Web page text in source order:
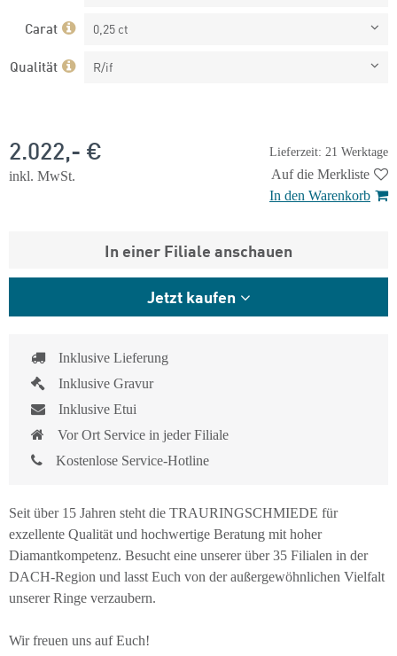
Carat 0,25 ct
Qualität R/if
Lieferzeit: 21 Werktage
2.022,- €
inkl. MwSt.
Auf die Merkliste
In den Warenkorb
In einer Filiale anschauen
Jetzt kaufen
Inklusive Lieferung
Inklusive Gravur
Inklusive Etui
Vor Ort Service in jeder Filiale
Kostenlose Service-Hotline
Seit über 15 Jahren steht die TRAURINGSCHMIEDE für
exzellente Qualität und hochwertige Beratung mit hoher
Diamantkompetenz. Besucht eine unserer über 35 Filialen in der
DACH-Region und lasst Euch von der außergewöhnlichen Vielfalt
unserer Ringe verzaubern.
Wir freuen uns auf Euch!